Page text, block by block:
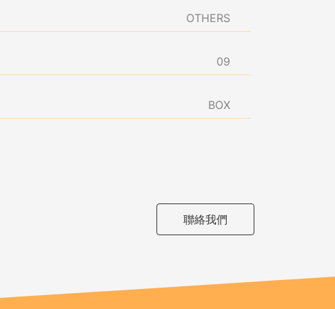
OTHERS
09
BOX
聯絡我們